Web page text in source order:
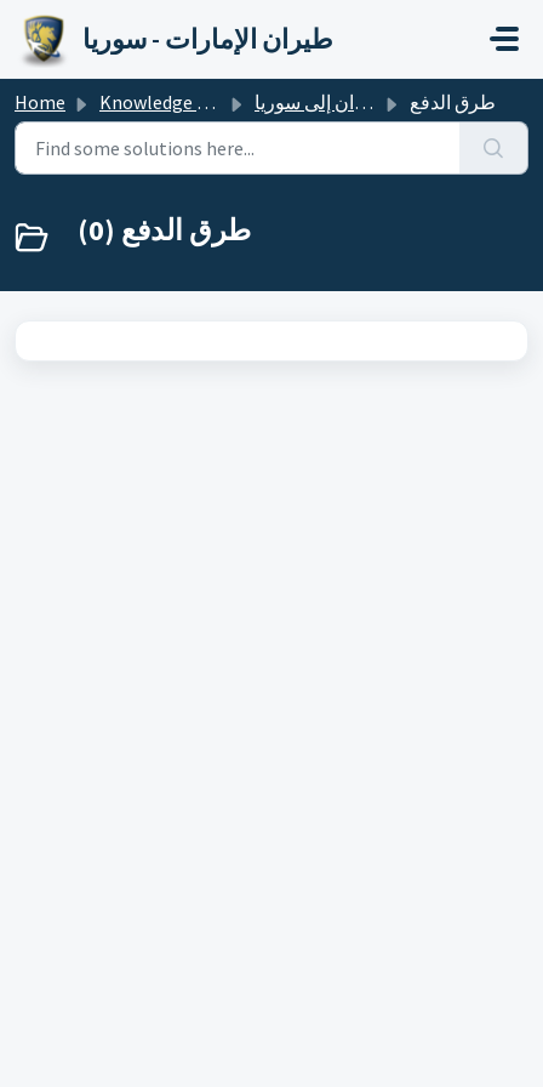
Skip to main content
طيران الإمارات - سوريا
Home Knowledge base الطيران إلى سوريا طرق الدفع
طرق الدفع (0)